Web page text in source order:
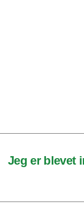
Jeg er blevet